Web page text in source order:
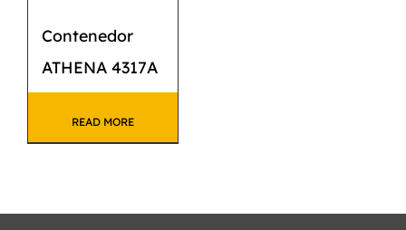
Contenedor
ATHENA 4317A
READ MORE